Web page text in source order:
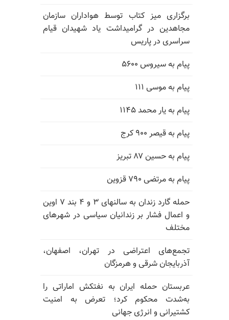
برگزاری میز کتاب توسط هواداران سازمان
مجاهدین در گرامیداشت یاد شهیدان قیام
سراسری در پاریس
پیام به سیروس ۵۶۰۰
پیام به موسی ۱۱۱
پیام به یار محمد ۱۱۴۵
پیام به قیصر ۹۰۰ کرج
پیام به حسین ۸۷ تبریز
پیام به مرتضی ۷۹۰ قزوین
حمله گارد زندان به سالنهای ۳ و ۴ بند ۷ اوین
و اعمال فشار بر زندانیان سیاسی در شهرهای
مختلف
تجمع‌های اعتراضی در تهران، اصفهان،
آذربایجان شرقی و هرمزگان
عربستان حمله ایران به نفتکش اماراتی را
به‌شدت محکوم کرد؛ تعرض به امنیت
کشتیرانی و انرژی جهانی